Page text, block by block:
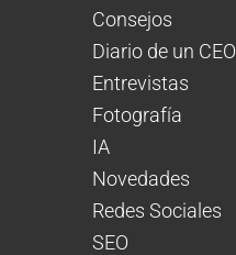
Consejos
Diario de un CEO
Entrevistas
Fotografía
IA
Novedades
Redes Sociales
SEO